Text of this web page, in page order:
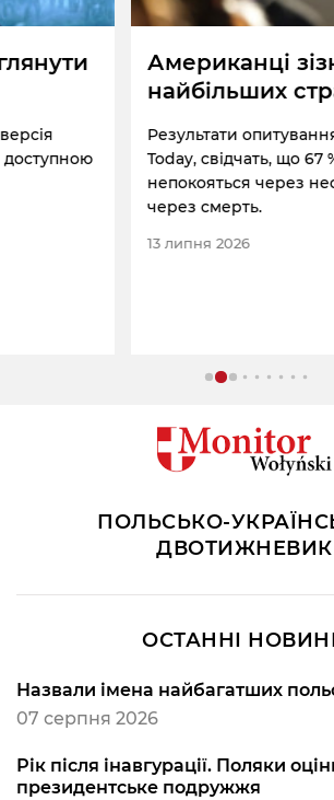
Американці зізналися у
найбільших страхах
Результати опитування, на яке
Today, свідчать, що 67 % американців
непокояться через нестачу грошей на
ПОЛЬСЬКО-
ДВОТИЖНЕВИК
ОСТАННІ
Назвали імена найбагатших
07 серпня 2026
Рік після інавгурації. Поляки
президентське подружжя